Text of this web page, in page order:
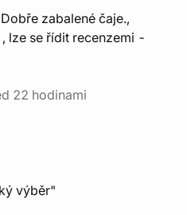
zabalené čaje.,
lze se řídit recenzemi -
22 hodinami
výběr"